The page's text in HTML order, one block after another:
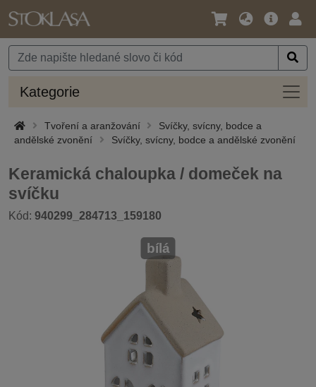
Jazyk
Měna
Hlavní
Kategorie
Tvoření a aranžování
Svíčky, svícny, bodce a
andělské zvonění
Svíčky, svícny, bodce a andělské zvonění
Keramická chaloupka / domeček na
svíčku
Kód: 940299_284713_159180
bílá